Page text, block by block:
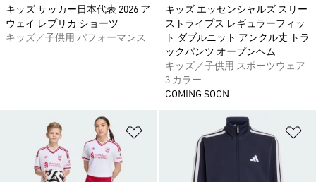
キッズ サッカー日本代表 2026 ア
ウェイ レプリカ ショーツ
キッズ／子供用 パフォーマンス
キッズ エッセンシャルズ スリー
ストライプス レギュラーフィッ
ト ダブルニット アンクル丈 トラ
ックパンツ オープンヘム
キッズ／子供用 スポーツウェア
3 カラー
COMING SOON
ほしいものリストに追加